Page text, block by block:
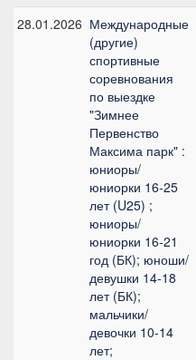
28.01.2026 Международные
(другие)
спортивные
соревнования
по выездке
"Зимнее
Первенство
Максима парк" :
юниоры/
юниорки 16-25
лет (U25) ;
юниоры/
юниорки 16-21
год (БК); юноши/
девушки 14-18
лет (БК);
мальчики/
девочки 10-14
лет;